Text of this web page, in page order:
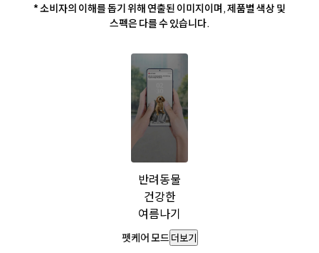
* 소비자의 이해를 돕기 위해 연출된 이미지이며, 제품별 색상 및
스펙은 다를 수 있습니다.
반려동물
건강한
여름나기
펫케어 모드 더보기